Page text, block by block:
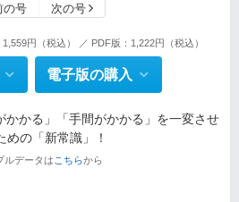
の号 次の号
円（税込） ／ PDF版：1,222円（税込）
電子版の購入
かかる」「手間がかかる」を一変させ
の「新常識」！
ルデータは こちらから